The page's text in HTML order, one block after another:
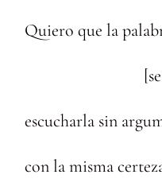
Quiero que la
[sea en
escucharla sin
con la misma